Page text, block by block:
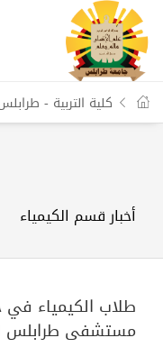
كلية التربية -
أخبار قسم الكيمياء
طلاب الكيمياء في
مستشفى طرابلس